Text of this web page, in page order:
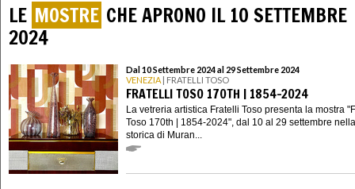
LE MOSTRE CHE APRONO IL 10 SETTEMBRE
2024
Dal 10 Settembre 2024 al 29 Settembre 2024
VENEZIA | FRATELLI TOSO
FRATELLI TOSO 170TH | 1854-2024
La vetreria artistica Fratelli Toso presenta la mostra
Toso 170th | 1854-2024", dal 10 al 29 settembre
storica di Muran...